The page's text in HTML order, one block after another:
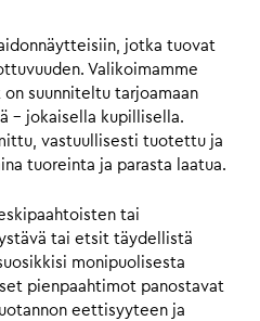
jotka tuovat
Valikoimamme
suunniteltu tarjoamaan
– jokaisella kupillisella.
vastuullisesti tuotettu ja
tuoreinta ja parasta laatua.
tai
tai etsit täydellistä
monipuolisesta
pienpaahtimot panostavat
eettisyyteen ja